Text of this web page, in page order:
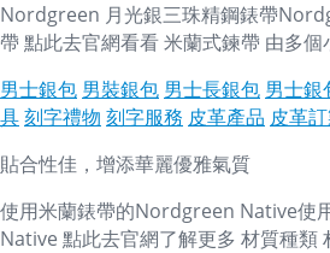
Nordgreen 月光銀三珠精鋼錶帶
帶 點此去官網看看 米蘭式鍊帶 由多
男士銀包 男裝銀包 男士長銀包 男士銀
具刻字禮物 刻字服務 皮革產品 皮革
貼合性佳，增添華麗優雅氣質
使用米蘭錶帶的Nordgreen Native使
Native 點此去官網了解更多 材質種類